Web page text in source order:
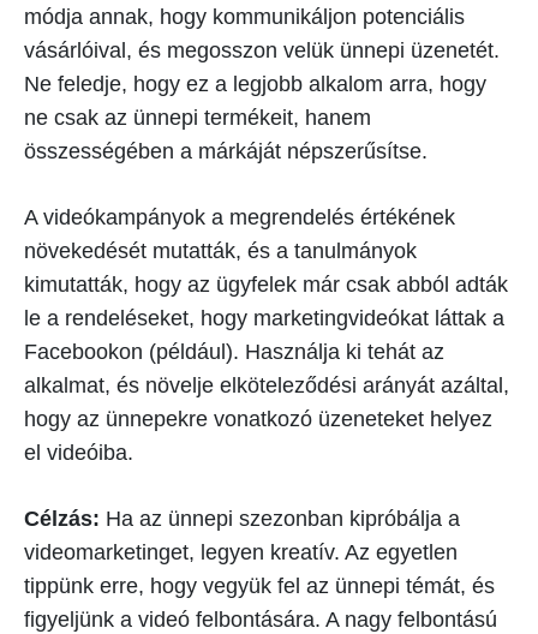
módja annak, hogy kommunikáljon potenciális
vásárlóival, és megosszon velük ünnepi üzenetét.
Ne feledje, hogy ez a legjobb alkalom arra, hogy
ne csak az ünnepi termékeit, hanem
összességében a márkáját népszerűsítse.
A videókampányok a megrendelés értékének
növekedését mutatták, és a tanulmányok
kimutatták, hogy az ügyfelek már csak abból adták
le a rendeléseket, hogy marketingvideókat láttak a
Facebookon (például). Használja ki tehát az
alkalmat, és növelje elköteleződési arányát azáltal,
hogy az ünnepekre vonatkozó üzeneteket helyez
el videóiba.
Célzás: Ha az ünnepi szezonban kipróbálja a
videomarketinget, legyen kreatív. Az egyetlen
tippünk erre, hogy vegyük fel az ünnepi témát, és
figyeljünk a videó felbontására. A nagy felbontású